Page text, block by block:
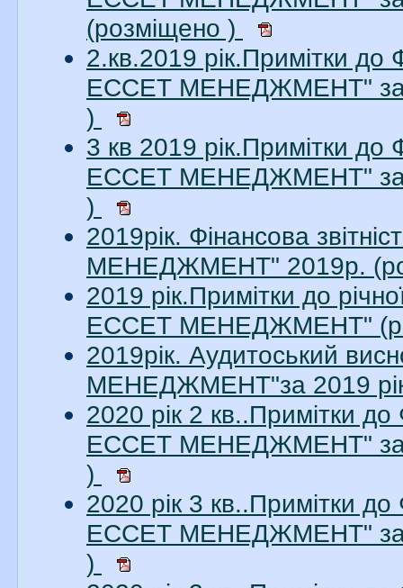
(розміщено )
2.кв.2019 рік.Примітки до
ЕССЕТ МЕНЕДЖМЕНТ" за
)
3 кв 2019 рік.Примітки до
ЕССЕТ МЕНЕДЖМЕНТ" за
)
2019рік. Фінансова
МЕНЕДЖМЕНТ" 2019р.
2019 рік.Примітки до
ЕССЕТ МЕНЕДЖМЕНТ"
2019рік. Аудитоський
МЕНЕДЖМЕНТ"за 2019
2020 рік 2 кв..Примітки
ЕССЕТ МЕНЕДЖМЕНТ" за
)
2020 рік 3 кв..Примітки
ЕССЕТ МЕНЕДЖМЕНТ" за
)